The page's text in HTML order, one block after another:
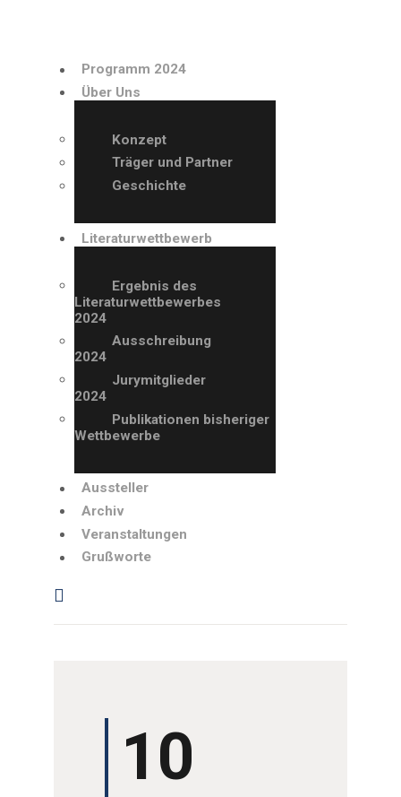
Programm 2024
Über Uns
Konzept
Träger und Partner
Geschichte
Literaturwettbewerb
Ergebnis des
Literaturwettbewerbes
2024
Ausschreibung
2024
Jurymitglieder
2024
Publikationen bisheriger
Wettbewerbe
Aussteller
Archiv
Veranstaltungen
Grußworte
ÜBER UNS
LITERATURWETTBE
WERB
AUSSTELLER
ARCHIV
VERANSTALTUNGE
GRUSSWORTE
10